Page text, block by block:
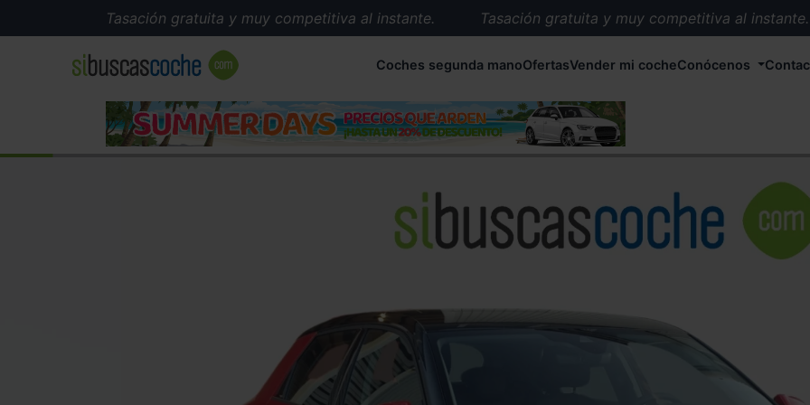
Tasación gratuita y muy competitiva al instante.
Tasación gratuita y muy competitiva al instante.
Más de 5.000 conductores satisfechos.
Buscamos el coche que tu quieras.
Recogemos tu coche en cualquier parte de España.
Compramos tu coche. Pago inmediato.
Coches segunda manoOfertasVender mi cocheConócenos